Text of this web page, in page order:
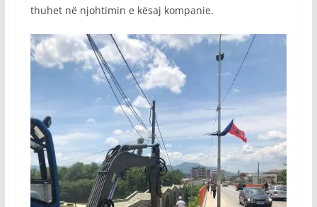
thuhet në njohtimin e kësaj kompanie.